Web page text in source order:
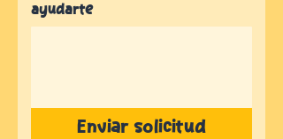
ayudarte
Enviar solicitud